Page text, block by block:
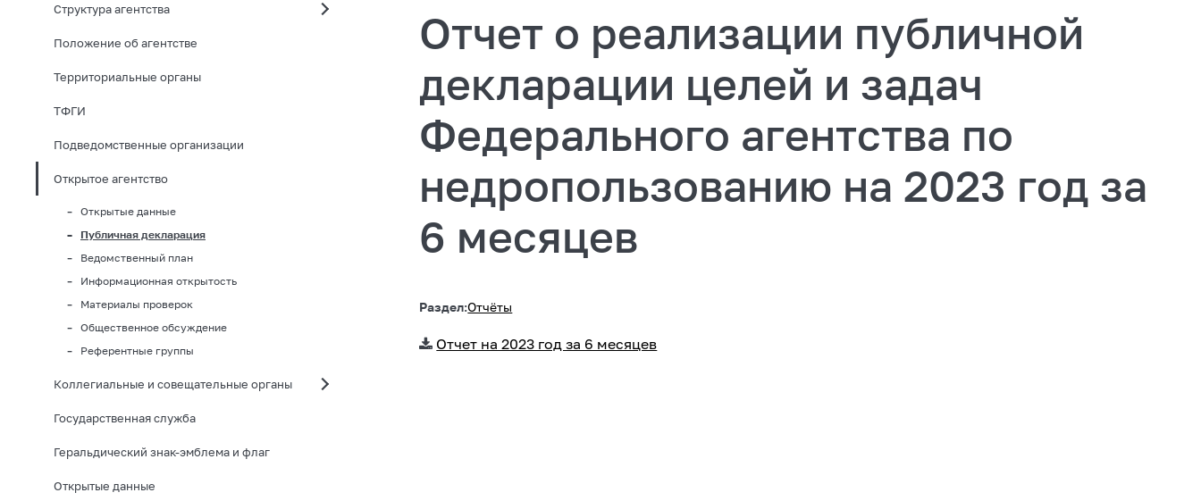
Структура агентства
Положение об агентстве
Территориальные органы
ТФГИ
Подведомственные организации
Открытое агентство
Открытые данные
Публичная декларация
Ведомственный план
Информационная открытость
Материалы проверок
Общественное обсуждение
Референтные группы
Коллегиальные и совещательные органы
Государственная служба
Геральдический знак-эмблема и флаг
Открытые данные
Отчет о реализации публичной
декларации целей и задач
Федерального агентства по
недропользованию на 2023 год за
6 месяцев
Раздел:Отчёты
Отчет на 2023 год за 6 месяцев